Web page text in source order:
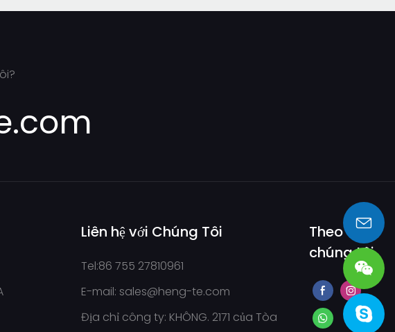
Liên hệ với Chúng Tôi
Tel:86 755 27810961
E-mail: sales@heng-te.com
Địa chỉ công ty: KHÔNG. 2171 của Tòa
Theo
chúng tôi